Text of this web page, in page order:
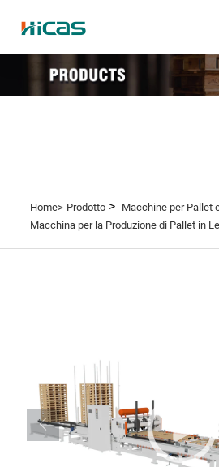
Home> Prodotto> Macchine per Pallet
Macchina per la Produzione di Pallet in